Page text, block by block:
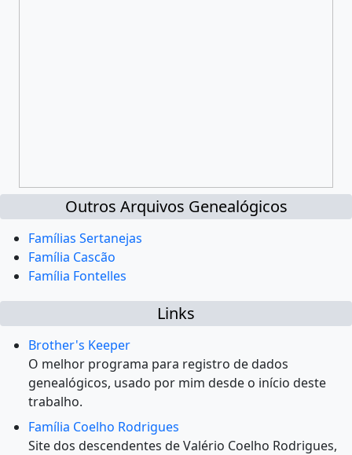
Outros Arquivos Genealógicos
Famílias Sertanejas
Família Cascão
Família Fontelles
Links
Brother's Keeper
O melhor programa para registro de dados
genealógicos, usado por mim desde o início deste
trabalho.
Família Coelho Rodrigues
Site dos descendentes de Valério Coelho Rodrigues,